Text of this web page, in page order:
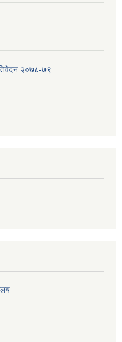
२०७८-७९